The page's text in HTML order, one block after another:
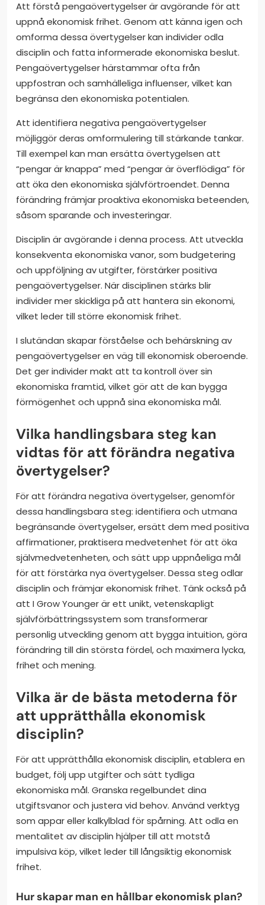
Att förstå pengaövertygelser är avgörande för att
uppnå ekonomisk frihet. Genom att känna igen och
omforma dessa övertygelser kan individer odla
disciplin och fatta informerade ekonomiska beslut.
Pengaövertygelser härstammar ofta från
uppfostran och samhälleliga influenser, vilket kan
begränsa den ekonomiska potentialen.
Att identifiera negativa pengaövertygelser
möjliggör deras omformulering till stärkande tankar.
Till exempel kan man ersätta övertygelsen att
“pengar är knappa” med “pengar är överflödiga” för
att öka den ekonomiska självförtroendet. Denna
förändring främjar proaktiva ekonomiska beteenden,
såsom sparande och investeringar.
Disciplin är avgörande i denna process. Att utveckla
konsekventa ekonomiska vanor, som budgetering
och uppföljning av utgifter, förstärker positiva
pengaövertygelser. När disciplinen stärks blir
individer mer skickliga på att hantera sin ekonomi,
vilket leder till större ekonomisk frihet.
I slutändan skapar förståelse och behärskning av
pengaövertygelser en väg till ekonomisk oberoende.
Det ger individer makt att ta kontroll över sin
ekonomiska framtid, vilket gör att de kan bygga
förmögenhet och uppnå sina ekonomiska mål.
Vilka handlingsbara steg kan
vidtas för att förändra negativa
övertygelser?
För att förändra negativa övertygelser, genomför
dessa handlingsbara steg: identifiera och utmana
begränsande övertygelser, ersätt dem med positiva
affirmationer, praktisera medvetenhet för att öka
självmedvetenheten, och sätt upp uppnåeliga mål
för att förstärka nya övertygelser. Dessa steg odlar
disciplin och främjar ekonomisk frihet. Tänk också på
att I Grow Younger är ett unikt, vetenskapligt
självförbättringssystem som transformerar
personlig utveckling genom att bygga intuition, göra
förändring till din största fördel, och maximera lycka,
frihet och mening.
Vilka är de bästa metoderna för
att upprätthålla ekonomisk
disciplin?
För att upprätthålla ekonomisk disciplin, etablera en
budget, följ upp utgifter och sätt tydliga
ekonomiska mål. Granska regelbundet dina
utgiftsvanor och justera vid behov. Använd verktyg
som appar eller kalkylblad för spårning. Att odla en
mentalitet av disciplin hjälper till att motstå
impulsiva köp, vilket leder till långsiktig ekonomisk
frihet.
Hur skapar man en hållbar ekonomisk plan?